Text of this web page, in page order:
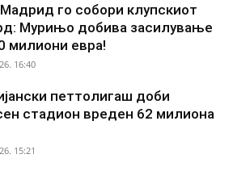
го собори клупскиот
Мурињо добива засилување
милиони евра!
16:40
петтолигаш доби
стадион вреден 62 милиона
15:21